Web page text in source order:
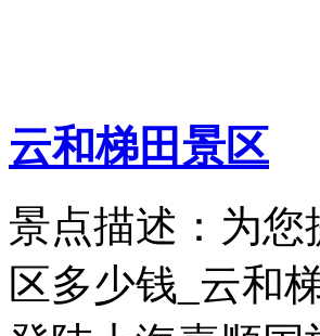
云和梯田景区
景点描述：为
区多少钱_云和